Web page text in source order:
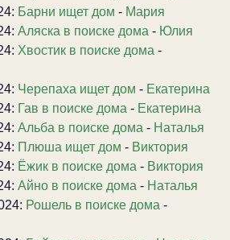
Барни ищет дом - Мария
Аляска в поиске дома - Юлия
Хвостик в поиске дома -
Черепаха ищет дом - Екатерина
Гав в поиске дома - Екатерина
Альба в поиске дома - Наталья
Плюша ищет дом - Виктория
Ёжик в поиске дома - Виктория
Айно в поиске дома - Наталья
Рошель в поиске дома -